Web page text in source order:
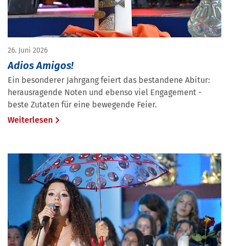
26. Juni 2026
Adios Amigos!
Ein besonderer Jahrgang feiert das bestandene Abitur:
herausragende Noten und ebenso viel Engagement -
beste Zutaten für eine bewegende Feier.
Weiterlesen